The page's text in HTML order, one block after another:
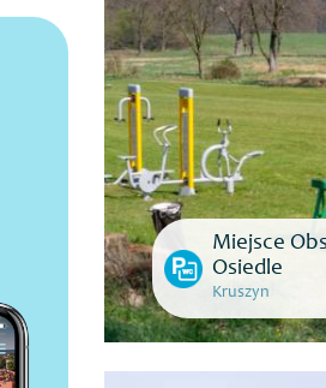
Miejsce
Osiedle
Kruszyn